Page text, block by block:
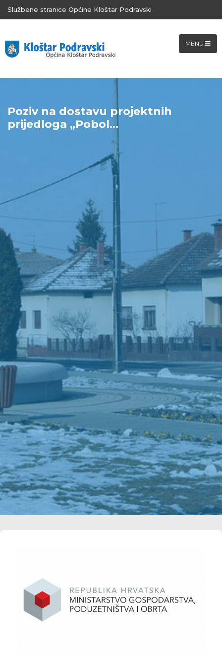
Službene stranice Općine Kloštar Podravski
MENU
Poziv na dostavu projektnih
prijedloga „Pobol...